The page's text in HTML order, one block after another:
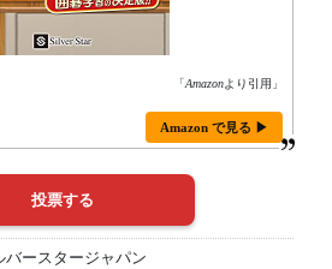
「Amazonより引用」
Amazon で見る ▶
バースタージャパン